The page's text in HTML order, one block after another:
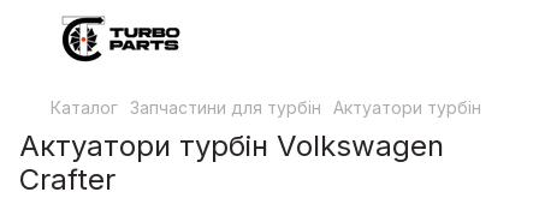
Каталог Запчастини для турбін Актуатори турбін
Актуатори турбін Volkswagen
Crafter